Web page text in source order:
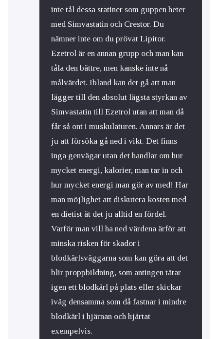
inte tål dessa statiner som guppen heter
med Simvastatin och Crestor. Du
nämner inte om du prövat Lipitor.
Ezetrol är en annan grupp och man kan
tåla den bättre, men kanske inte nå
målvärdet. Ibland kan det gå att man
lägger till den absolut lägsta styrkan av
Simvastatin till Ezetrol utan att man då
får så ont i muskulaturen. Annars är det
ju att försöka gå ned i vikt. Det finns
inga genvägar utan det handlar om hur
mycket energi, kalorier, man tar in och
hur mycket energi man gör av med! Har
man möjlighet att diskutera kosten med
en dietist ät det ju alltid en fördel.
Varför man vill ha ned värdena ärför att
minska risken för skador i
blodkärlsväggarna som kan göra att det
blir proppbildning, som antingen tätar
igen ett blodkärl på plats eller skickar
iväg densamma som då fastnar i mindre
blodkärl i hjärnan och hjärtat
exempelvis.